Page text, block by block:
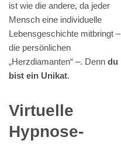
ist wie die andere, da jeder
Mensch eine individuelle
Lebensgeschichte mitbringt –
die persönlichen
„Herzdiamanten“ –. Denn du
bist ein Unikat.
Virtuelle
Hypnose-